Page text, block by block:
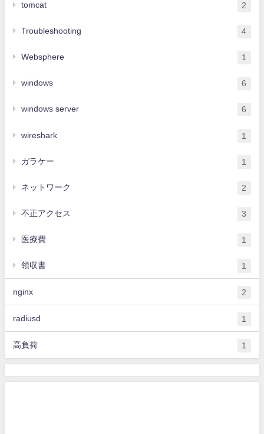
tomcat 2
Troubleshooting 4
Websphere 1
windows 6
windows server 6
wireshark 1
ガラケー 1
ネットワーク 2
不正アクセス 3
医療費 1
領収書 1
nginx 2
radiusd 1
高負荷 1